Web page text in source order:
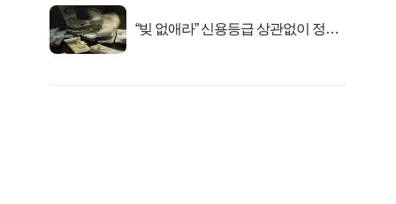
“빚 없애라” 신용등급 상관없이 정부